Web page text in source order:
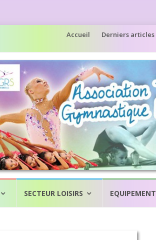
Aller
au
contenu
Accueil Derniers articles
SECTEUR LOISIRS EQUIPEMENT